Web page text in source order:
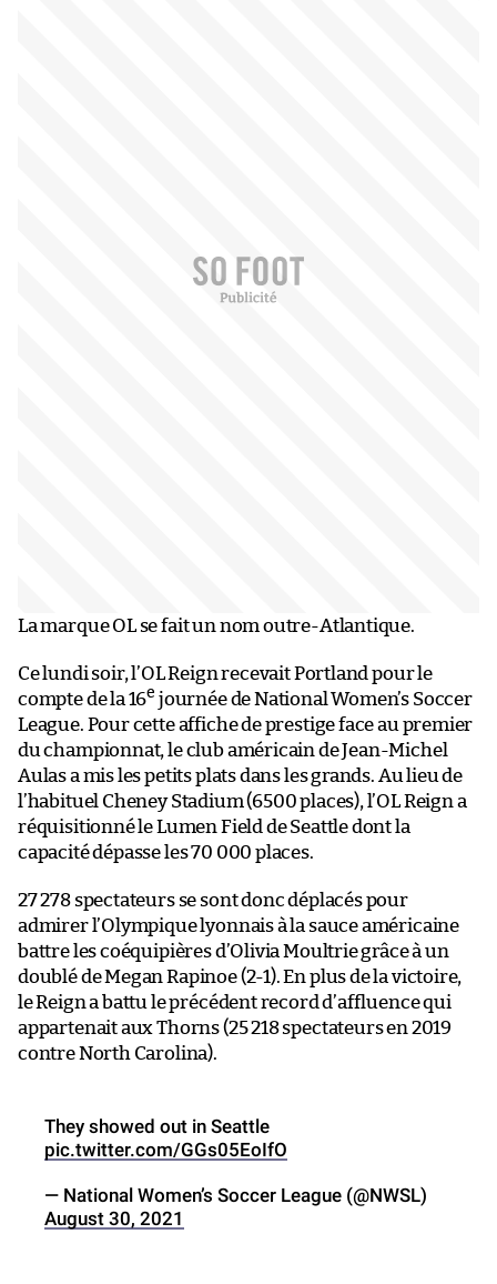
La marque OL se fait un nom outre-Atlantique.
Ce lundi soir, l’OL Reign recevait Portland pour le
compte de la 16e journée de National Women’s Soccer
League. Pour cette affiche de prestige face au premier
du championnat, le club américain de Jean-Michel
Aulas a mis les petits plats dans les grands. Au lieu de
l’habituel Cheney Stadium (6500 places), l’OL Reign a
réquisitionné le Lumen Field de Seattle dont la
capacité dépasse les 70 000 places.
27 278 spectateurs se sont donc déplacés pour
admirer l’Olympique lyonnais à la sauce américaine
battre les coéquipières d’Olivia Moultrie grâce à un
doublé de Megan Rapinoe (2-1). En plus de la victoire,
le Reign a battu le précédent record d’affluence qui
appartenait aux Thorns (25 218 spectateurs en 2019
contre North Carolina).
They showed out in Seattle
pic.twitter.com/GGs05EoIfO
— National Women’s Soccer League (@NWSL)
August 30, 2021